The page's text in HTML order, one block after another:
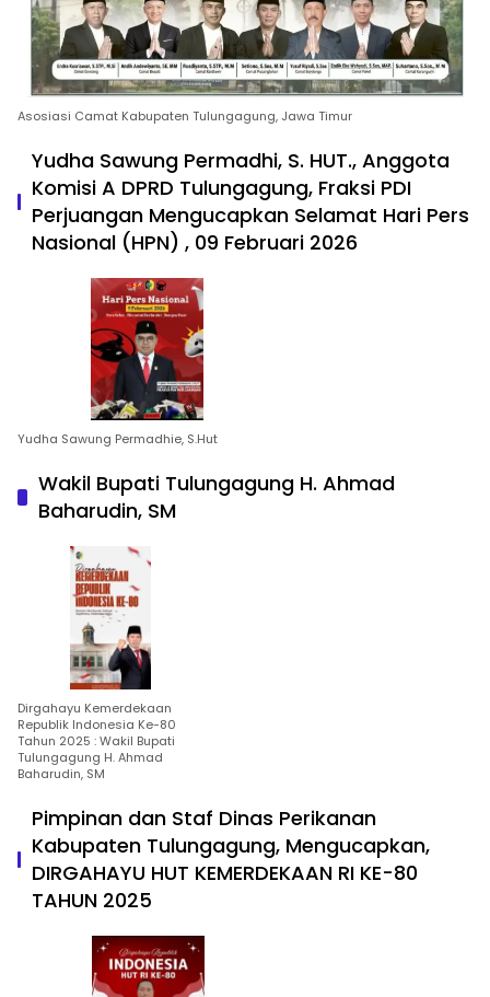
Asosiasi Camat Kabupaten Tulungagung, Jawa Timur
Yudha Sawung Permadhi, S. HUT., Anggota
Komisi A DPRD Tulungagung, Fraksi PDI
Perjuangan Mengucapkan Selamat Hari Pers
Nasional (HPN) , 09 Februari 2026
Yudha Sawung Permadhie, S.Hut
Wakil Bupati Tulungagung H. Ahmad
Baharudin, SM
Dirgahayu Kemerdekaan
Republik Indonesia Ke-80
Tahun 2025 : Wakil Bupati
Tulungagung H. Ahmad
Baharudin, SM
Pimpinan dan Staf Dinas Perikanan
Kabupaten Tulungagung, Mengucapkan,
DIRGAHAYU HUT KEMERDEKAAN RI KE-80
TAHUN 2025